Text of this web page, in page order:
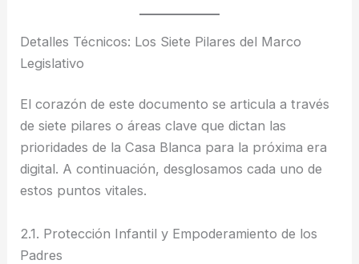
Detalles Técnicos: Los Siete Pilares del Marco
Legislativo
El corazón de este documento se articula a través
de siete pilares o áreas clave que dictan las
prioridades de la Casa Blanca para la próxima era
digital. A continuación, desglosamos cada uno de
estos puntos vitales.
2.1. Protección Infantil y Empoderamiento de los
Padres